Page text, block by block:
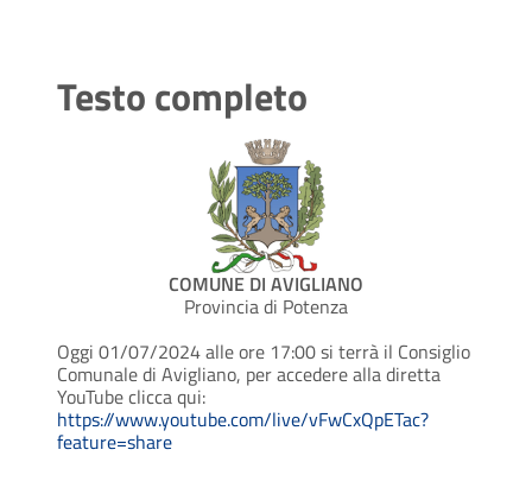
Testo completo
COMUNE DI AVIGLIANO
Provincia di Potenza
Oggi 01/07/2024 alle ore 17:00 si terrà il Consiglio
Comunale di Avigliano, per accedere alla diretta
YouTube clicca qui:
https://www.youtube.com/live/vFwCxQpETac?
feature=share